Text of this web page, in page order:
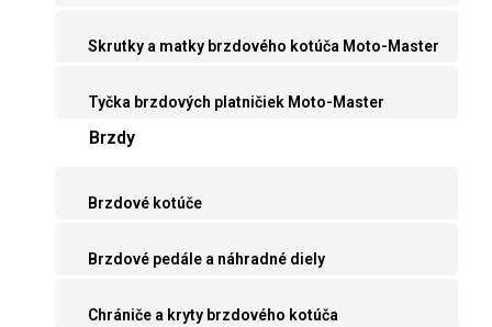
Skrutky a matky brzdového kotúča Moto-Master
Tyčka brzdových platničiek Moto-Master
Brzdy
Brzdové kotúče
Brzdové pedále a náhradné diely
Chrániče a kryty brzdového kotúča